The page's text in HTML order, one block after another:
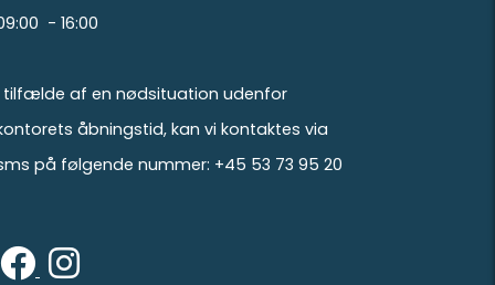
- 16:00
tilfælde af en nødsituation udenfor
åbningstid, kan vi kontaktes via
på følgende nummer: +45 53 73 95 20